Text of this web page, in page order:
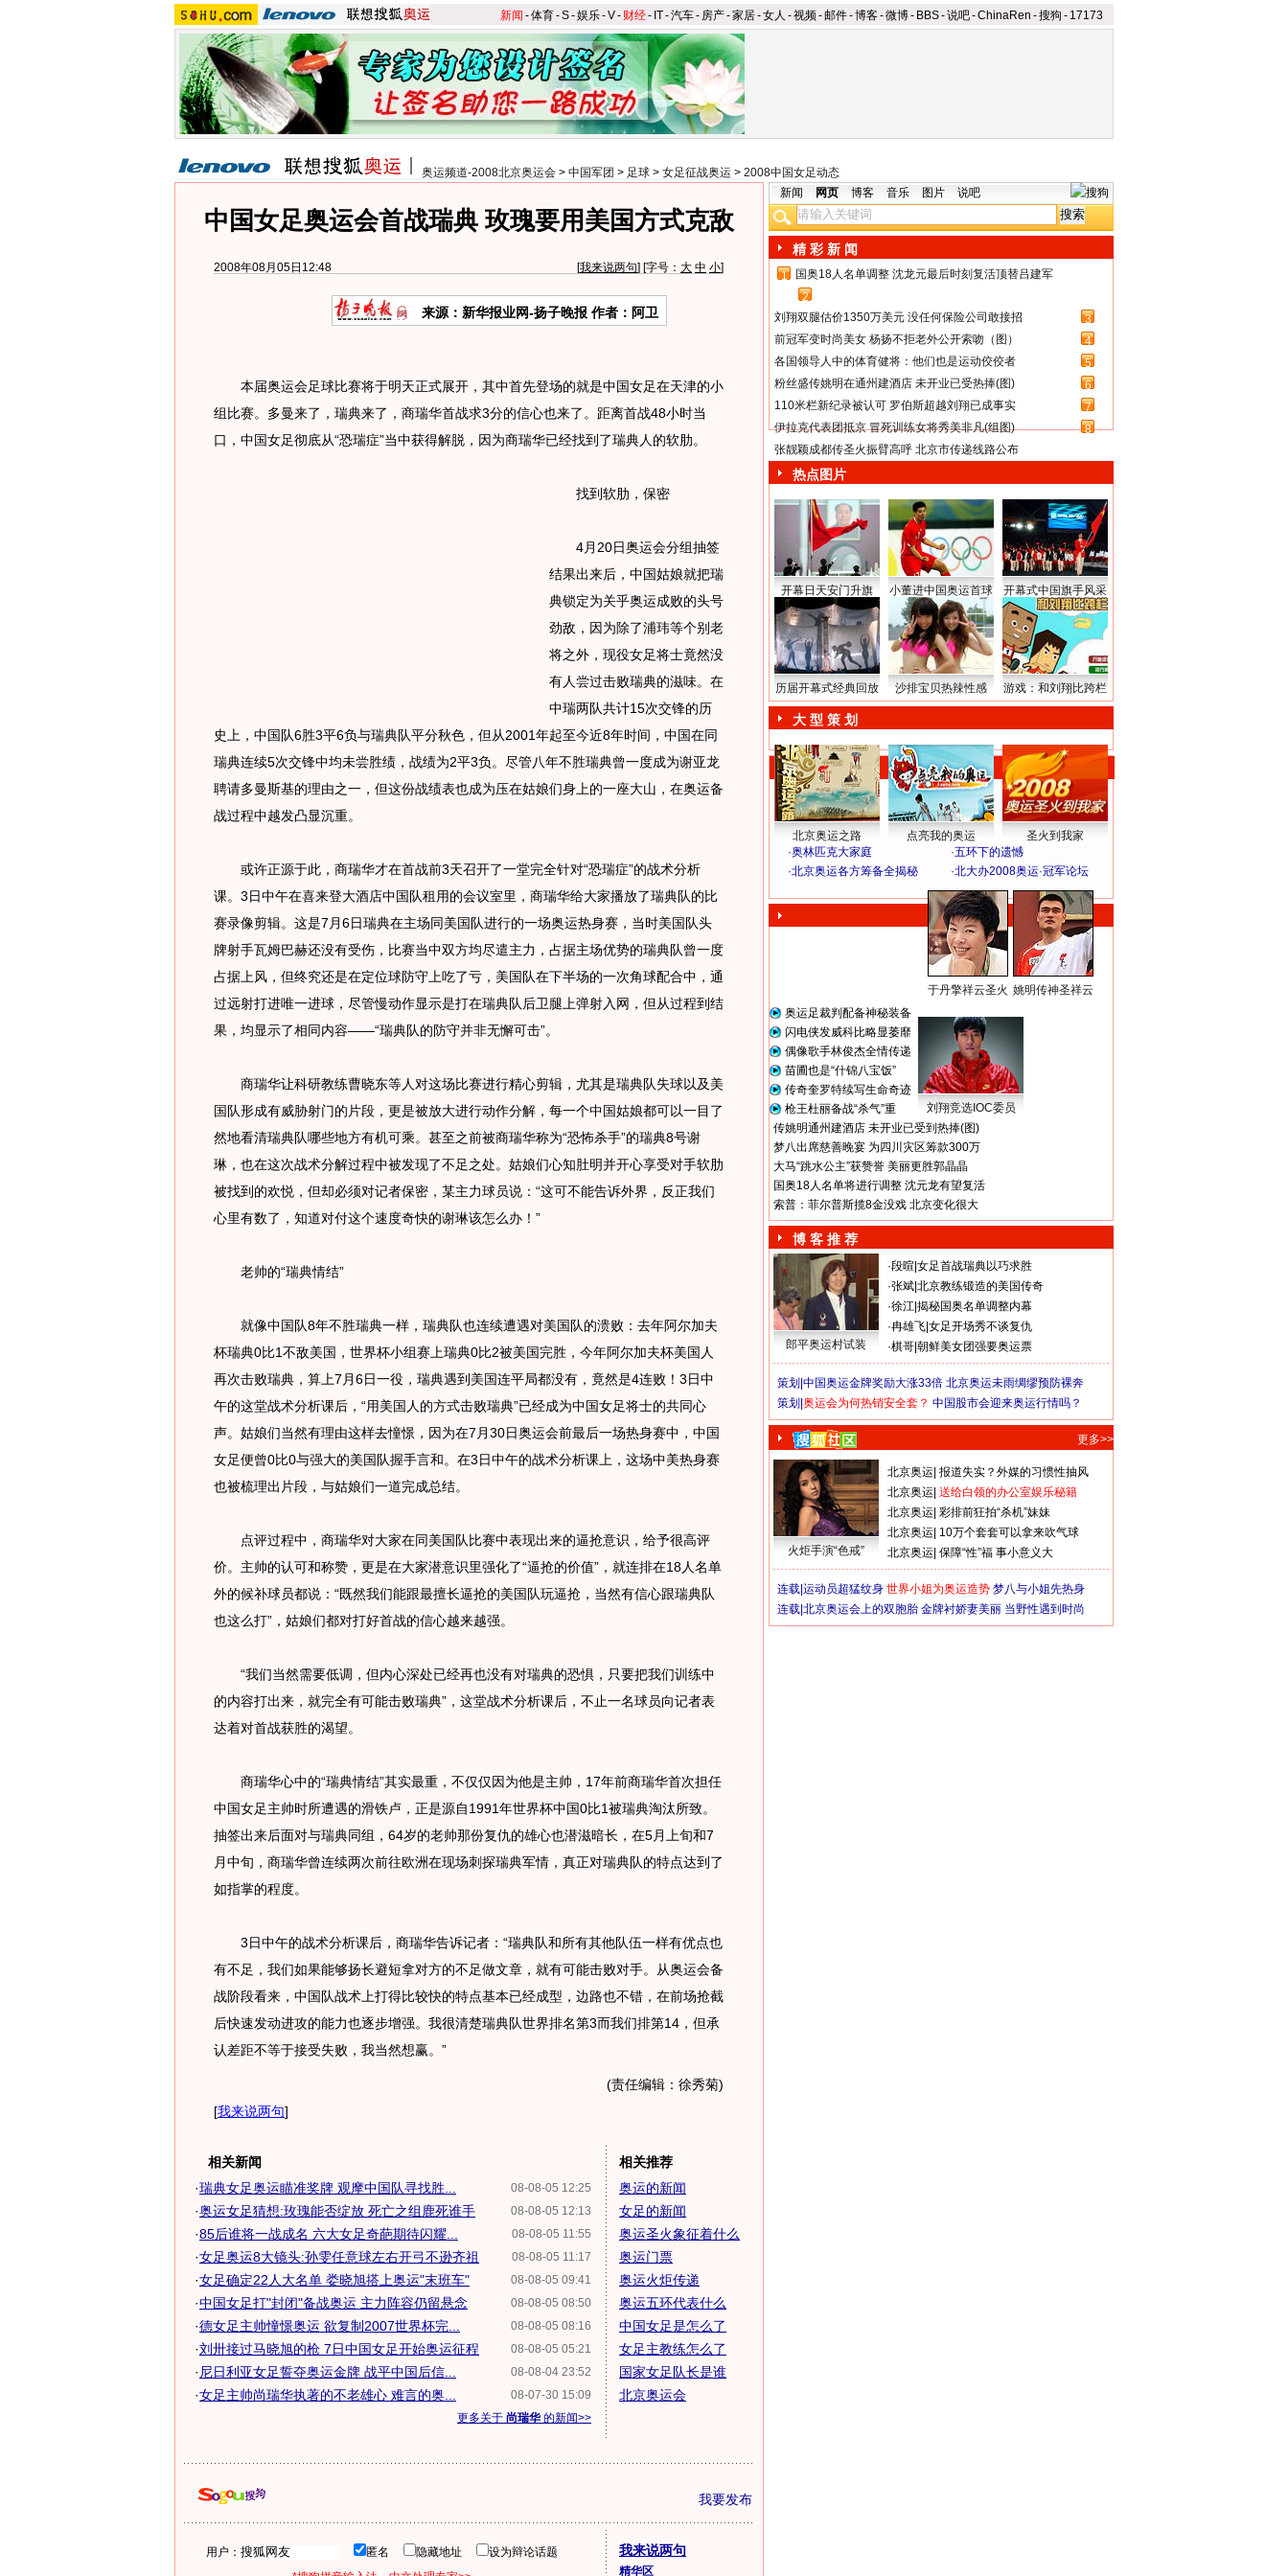
新闻 -体育-S-娱乐-V- 财经- IT-汽车- 房产-家居-女人 -视频-邮件-博客-微博- BBS-说吧-ChinaRen -搜狗 - 17173
奥运频道-2008北京奥运会 > 中国军团 > 足球 > 女足征战奥运 > 2008中国女足动态
中国女足奥运会首战瑞典 玫瑰要用美国方式克敌
2008年08月05日12:48 [我来说两句] [字号： 大 中 小]
来源：新华报业网-扬子晚报 作者：阿卫
本届奥运会足球比赛将于明天正式展开，其中首先登场的就是中国女足在天津的小
组比赛。多曼来了，瑞典来了，商瑞华首战求3分的信心也来了。距离首战48小时当
口，中国女足彻底从“恐瑞症”当中获得解脱，因为商瑞华已经找到了瑞典人的软肋。
找到软肋，保密
4月20日奥运会分组抽签
结果出来后，中国姑娘就把瑞
典锁定为关乎奥运成败的头号
劲敌，因为除了浦玮等个别老
将之外，现役女足将士竟然没
有人尝过击败瑞典的滋味。在
中瑞两队共计15次交锋的历
史上，中国队6胜3平6负与瑞典队平分秋色，但从2001年起至今近8年时间，中国在同
瑞典连续5次交锋中均未尝胜绩，战绩为2平3负。尽管八年不胜瑞典曾一度成为谢亚龙
聘请多曼斯基的理由之一，但这份战绩表也成为压在姑娘们身上的一座大山，在奥运备
战过程中越发凸显沉重。
或许正源于此，商瑞华才在首战前3天召开了一堂完全针对“恐瑞症”的战术分析
课。3日中午在喜来登大酒店中国队租用的会议室里，商瑞华给大家播放了瑞典队的比
赛录像剪辑。这是7月6日瑞典在主场同美国队进行的一场奥运热身赛，当时美国队头
牌射手瓦姆巴赫还没有受伤，比赛当中双方均尽遣主力，占据主场优势的瑞典队曾一度
占据上风，但终究还是在定位球防守上吃了亏，美国队在下半场的一次角球配合中，通
过远射打进唯一进球，尽管慢动作显示是打在瑞典队后卫腿上弹射入网，但从过程到结
果，均显示了相同内容——“瑞典队的防守并非无懈可击”。
商瑞华让科研教练曹晓东等人对这场比赛进行精心剪辑，尤其是瑞典队失球以及美
国队形成有威胁射门的片段，更是被放大进行动作分解，每一个中国姑娘都可以一目了
然地看清瑞典队哪些地方有机可乘。甚至之前被商瑞华称为“恐怖杀手”的瑞典8号谢
琳，也在这次战术分解过程中被发现了不足之处。姑娘们心知肚明并开心享受对手软肋
被找到的欢悦，但却必须对记者保密，某主力球员说：“这可不能告诉外界，反正我们
心里有数了，知道对付这个速度奇快的谢琳该怎么办！”
老帅的“瑞典情结”
就像中国队8年不胜瑞典一样，瑞典队也连续遭遇对美国队的溃败：去年阿尔加夫
杯瑞典0比1不敌美国，世界杯小组赛上瑞典0比2被美国完胜，今年阿尔加夫杯美国人
再次击败瑞典，算上7月6日一役，瑞典遇到美国连平局都没有，竟然是4连败！3日中
午的这堂战术分析课后，“用美国人的方式击败瑞典”已经成为中国女足将士的共同心
声。姑娘们当然有理由这样去憧憬，因为在7月30日奥运会前最后一场热身赛中，中国
女足便曾0比0与强大的美国队握手言和。在3日中午的战术分析课上，这场中美热身赛
也被梳理出片段，与姑娘们一道完成总结。
点评过程中，商瑞华对大家在同美国队比赛中表现出来的逼抢意识，给予很高评
价。主帅的认可和称赞，更是在大家潜意识里强化了“逼抢的价值”，就连排在18人名单
外的候补球员都说：“既然我们能跟最擅长逼抢的美国队玩逼抢，当然有信心跟瑞典队
也这么打”，姑娘们都对打好首战的信心越来越强。
“我们当然需要低调，但内心深处已经再也没有对瑞典的恐惧，只要把我们训练中
的内容打出来，就完全有可能击败瑞典”，这堂战术分析课后，不止一名球员向记者表
达着对首战获胜的渴望。
商瑞华心中的“瑞典情结”其实最重，不仅仅因为他是主帅，17年前商瑞华首次担任
中国女足主帅时所遭遇的滑铁卢，正是源自1991年世界杯中国0比1被瑞典淘汰所致。
抽签出来后面对与瑞典同组，64岁的老帅那份复仇的雄心也潜滋暗长，在5月上旬和7
月中旬，商瑞华曾连续两次前往欧洲在现场刺探瑞典军情，真正对瑞典队的特点达到了
如指掌的程度。
3日中午的战术分析课后，商瑞华告诉记者：“瑞典队和所有其他队伍一样有优点也
有不足，我们如果能够扬长避短拿对方的不足做文章，就有可能击败对手。从奥运会备
战阶段看来，中国队战术上打得比较快的特点基本已经成型，边路也不错，在前场抢截
后快速发动进攻的能力也逐步增强。我很清楚瑞典队世界排名第3而我们排第14，但承
认差距不等于接受失败，我当然想赢。”
(责任编辑：徐秀菊)
[我来说两句]
相关新闻
08-08-05 12:25
·瑞典女足奥运瞄准奖牌 观摩中国队寻找胜...
08-08-05 12:13
·奥运女足猜想:玫瑰能否绽放 死亡之组鹿死谁手
08-08-05 11:55
·85后谁将一战成名 六大女足奇葩期待闪耀...
08-08-05 11:17
·女足奥运8大镜头:孙雯任意球左右开弓不逊齐祖
08-08-05 09:41
·女足确定22人大名单 娄晓旭搭上奥运"末班车"
08-08-05 08:50
·中国女足打"封闭"备战奥运 主力阵容仍留悬念
08-08-05 08:16
·德女足主帅憧憬奥运 欲复制2007世界杯完...
08-08-05 05:21
·刘卅接过马晓旭的枪 7日中国女足开始奥运征程
08-08-04 23:52
· 尼日利亚女足誓夺奥运金牌 战平中国后信...
08-07-30 15:09
·女足主帅尚瑞华执著的不老雄心 难言的奥...
更多关于 尚瑞华的新闻>>
相关推荐
奥运的新闻
女足的新闻
奥运圣火象征着什么
奥运门票
奥运火炬传递
奥运五环代表什么
中国女足是怎么了
女足主教练怎么了
国家女足队长是谁
北京奥运会
我要发布
用户： 匿名 隐藏地址
设为辩论话题
我来说两句
精华区
新闻 网页 博客 音乐 图片 说吧
精 彩 新 闻
1
国奥18人名单调整 沈龙元最后时刻复活顶替吕建军
2
刘翔双腿估价1350万美元 没任何保险公司敢接招
3
前冠军变时尚美女 杨扬不拒老外公开索吻（图）
4
各国领导人中的体育健将：他们也是运动佼佼者
5
粉丝盛传姚明在通州建酒店 未开业已受热捧(图)
6
110米栏新纪录被认可 罗伯斯超越刘翔已成事实
7
伊拉克代表团抵京 冒死训练女将秀美非凡(组图)
8
张靓颖成都传圣火振臂高呼 北京市传递线路公布
热点图片
开幕日天安门升旗 小董进中国奥运首球 开幕式中国旗手风采
历届开幕式经典回放 沙排宝贝热辣性感 游戏：和刘翔比跨栏
大 型 策 划
北京奥运之路 点亮我的奥运
圣火到我家
·奥林匹克大家庭 ·五环下的遗憾
·北京奥运各方筹备全揭秘 ·北大办2008奥运·冠军论坛
于丹擎祥云圣火 姚明传神圣祥云
奥运足裁判配备神秘装备
闪电侠发威科比略显萎靡
偶像歌手林俊杰全情传递
苗圃也是“什锦八宝饭”
传奇奎罗特续写生命奇迹
枪王杜丽备战“杀气”重
刘翔竞选IOC委员
传姚明通州建酒店 未开业已受到热捧(图)
梦八出席慈善晚宴 为四川灾区筹款300万
大马“跳水公主”获赞誉 美丽更胜郭晶晶
国奥18人名单将进行调整 沈元龙有望复活
索普：菲尔普斯揽8金没戏 北京变化很大
博 客 推 荐
郎平奥运村试装
·段暄 女足首战瑞典以巧求胜
·张斌 北京教练锻造的美国传奇
·徐江 揭秘国奥名单调整内幕
·冉雄飞 女足开场秀不谈复仇
·棋哥 朝鲜美女团强要奥运票
策划| 中国奥运金牌奖励大涨33倍 北京奥运未雨绸缪预防裸奔
策划| 奥运会为何热销安全套？ 中国股市会迎来奥运行情吗？
更多>>
火炬手演“色戒”
北京奥运 报道失实？外媒的习惯性抽风
北京奥运 送给白领的办公室娱乐秘籍
北京奥运 彩排前狂拍“杀机”妹妹
北京奥运 10万个套套可以拿来吹气球
北京奥运 保障“性”福 事小意义大
连载| 运动员超猛纹身 世界小姐为奥运造势 梦八与小姐先热身
连载| 北京奥运会上的双胞胎 金牌衬娇妻美丽 当野性遇到时尚